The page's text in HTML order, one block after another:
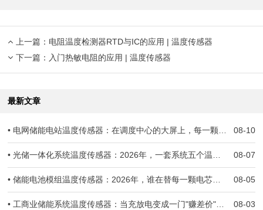
上一篇： 电阻温度检测器RTD与​IC的应用 | 温度传感器
下一篇： 入门热敏电阻的应用 | 温度传感器
最新文章
08-10
• 电网储能电站温度传感器：在调度中心的大屏上，每一颗电芯的温度都连着电网安全
08-07
• 光储一体化系统温度传感器：2026年，一套系统五个温度世界，谁来当全场的"哨兵"？
08-05
• 储能电池模组温度传感器：2026年，谁在替每一颗电芯守住生死线？
08-03
• 工商业储能系统温度传感器：当充放电变成一门"赚差价"的生意，温度一旦失准，亏的就是真金白银